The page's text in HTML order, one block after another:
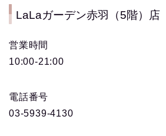
LaLaガーデン赤羽（5階）店
営業時間
10:00-21:00
電話番号
03-5939-4130